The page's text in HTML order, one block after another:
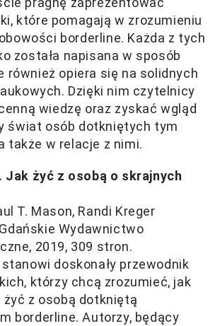
które pomagają w zrozumieniu
borderline. Każda z tych
została napisana w sposób
również opiera się na solidnych
Dzięki nim czytelnicy
wiedzę oraz zyskać wgląd
świat osób dotkniętych tym
także w relacje z nimi.
Jak żyć z osobą o skrajnych
T. Mason, Randi Kreger
Wydawnictwo
2019, 309 stron.
doskonały przewodnik
którzy chcą zrozumieć, jak
z osobą dotkniętą
borderline. Autorzy, będący